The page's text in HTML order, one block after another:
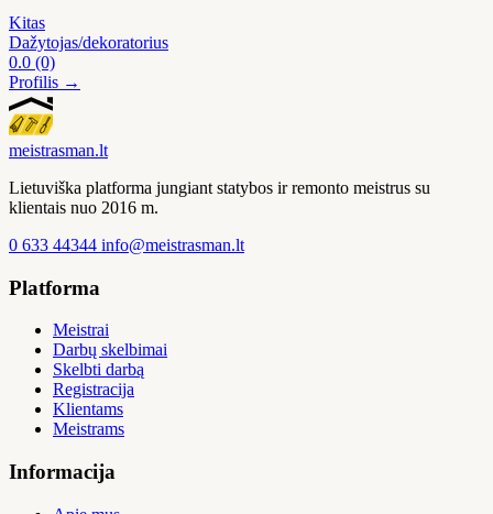
Kitas
Dažytojas/dekoratorius
0.0 (0)
Profilis →
meistrasman.lt
Lietuviška platforma jungiant statybos ir remonto meistrus su
klientais nuo 2016 m.
0 633 44344 info@meistrasman.lt
Platforma
Meistrai
Darbų skelbimai
Skelbti darbą
Registracija
Klientams
Meistrams
Informacija